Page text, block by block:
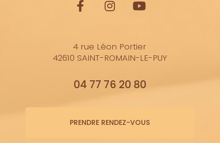
4 rue Léon Portier
42610 SAINT-ROMAIN-LE-PUY
04 77 76 20 80
PRENDRE RENDEZ-VOUS